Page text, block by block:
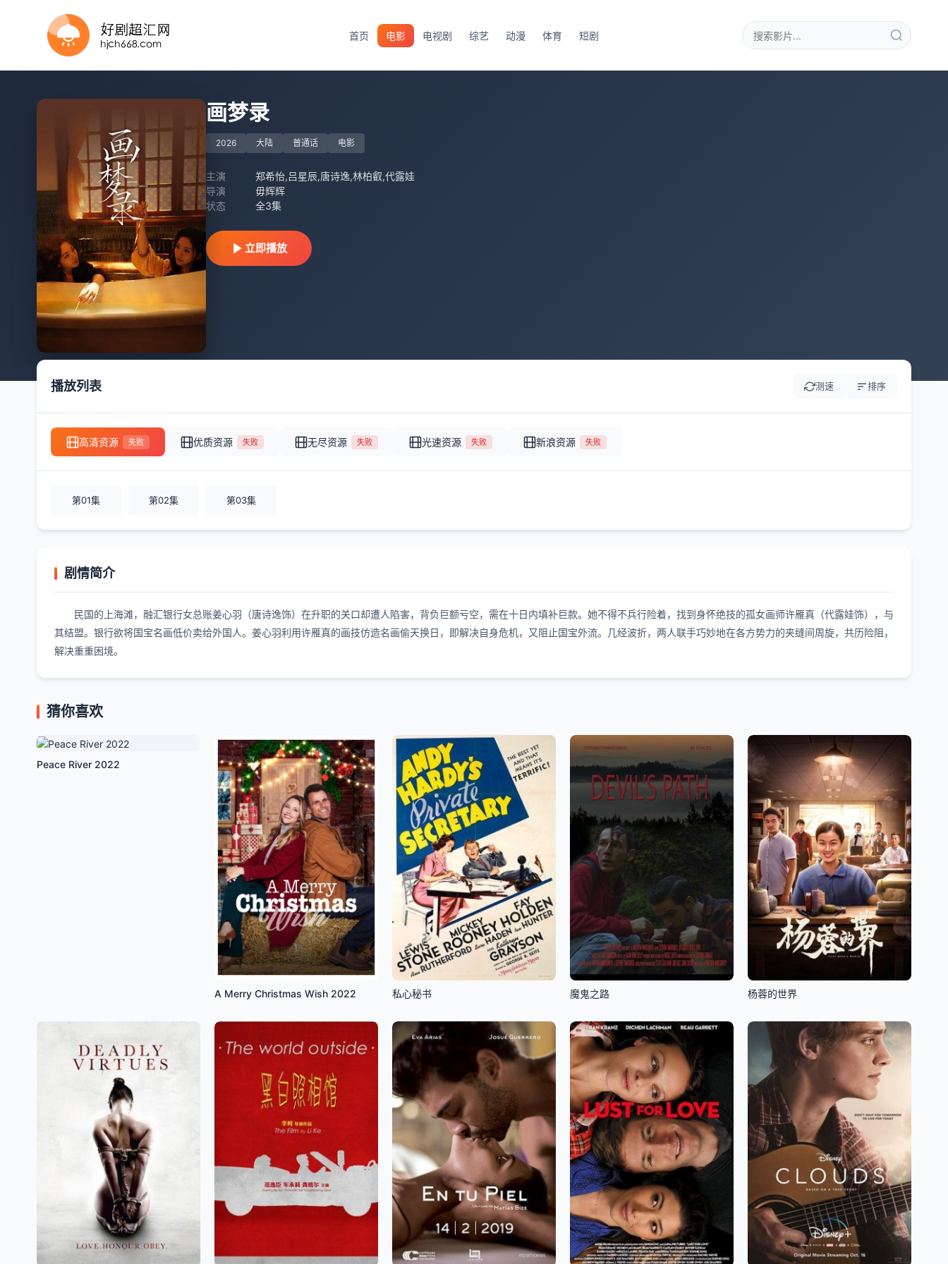
首页 电影 电视剧 综艺 动漫 体育 短剧
画梦录
2026 大陆 普通话 电影
主演
郑希怡,吕星辰,唐诗逸,林柏叡,代露娃
导演
毋辉辉
状态
全3集
立即播放
播放列表 测速 排序
高清资源 失败 优质资源 失败 无尽资源 失败 光速资源 失败 新浪资源 失败
第01集 第02集 第03集
剧情简介
民国的上海滩，融汇银行女总账姜心羽（唐诗逸饰）在升职的关口却遭人陷害，背负巨额亏空，需在十日内填补巨款。她不得不兵行险着，找到身怀绝技的孤女画师许雁真（代露娃饰），与
其结盟。银行欲将国宝名画低价卖给外国人。姜心羽利用许雁真的画技仿造名画偷天换日，即解决自身危机，又阻止国宝外流。几经波折，两人联手巧妙地在各方势力的夹缝间周旋，共历险阻，
解决重重困境。
猜你喜欢
Peace River 2022
A Merry Christmas Wish 2022 私心秘书 魔鬼之路 杨蓉的世界